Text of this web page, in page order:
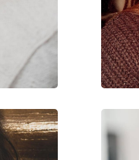
Occhiali da vista
Carolina Herrera
VHE813 0780 54